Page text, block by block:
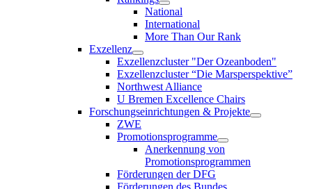
National
International
More Than Our Rank
Exzellenz
Exzellenzcluster "Der Ozeanboden"
Exzellenzcluster “Die Marsperspektive”
Northwest Alliance
U Bremen Excellence Chairs
Forschungseinrichtungen & Projekte
ZWE
Promotionsprogramme
Anerkennung von
Promotionsprogrammen
Förderungen der DFG
Förderungen des Bundes